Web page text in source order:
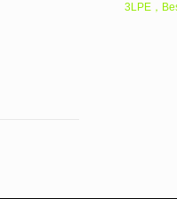
3LPE，